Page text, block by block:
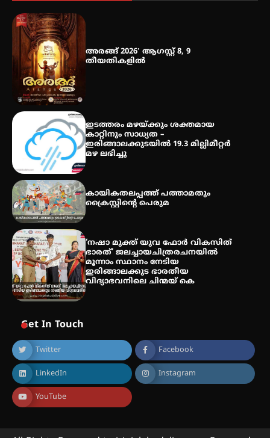
അരങ്ങ് 2026′ ആഗസ്റ്റ് 8, 9
തീയതികളിൽ
ഇടത്തരം മഴയ്ക്കും ശക്തമായ
കാറ്റിനും സാധ്യത –
ഇരിങ്ങാലക്കുടയിൽ 19.3 മില്ലിമീറ്റർ
മഴ ലഭിച്ചു
കായികതലപ്പത്ത് പത്താമതും
ക്രൈസ്റ്റിന്റെ പെരുമ
‘നഷാ മുക്ത് യുവ ഫോർ വികസിത്
ഭാരത്’ ജലച്ചായചിത്രരചനയിൽ
മൂന്നാം സ്ഥാനം നേടിയ
ഇരിങ്ങാലക്കുട ഭാരതീയ
വിദ്യാഭവനിലെ ചിന്മയ് കെ
Get In Touch
Twitter Facebook
LinkedIn Instagram
YouTube